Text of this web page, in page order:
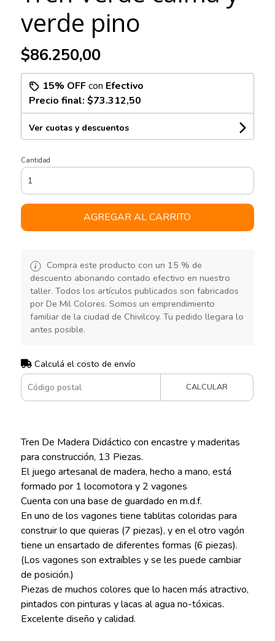
verde pino
$86.250,00
15% OFFcon Efectivo
Precio final: $73.312,50
Ver cuotas y descuentos
Cantidad
AGREGAR AL CARRITO
Compra este producto con un 15 % de
descuento abonando contado efectivo en nuestro
taller. Todos los artículos publicados son fabricados
por De Mil Colores. Somos un emprendimiento
familiar de la ciudad de Chivilcoy. Tu pedido llegara lo
antes posible.
Calculá el costo de envío
CALCULAR
Tren De Madera Didáctico con encastre y maderitas
para construcción, 13 Piezas.
El juego artesanal de madera, hecho a mano, está
formado por 1 locomotora y 2 vagones
Cuenta con una base de guardado en m.d.f.
En uno de los vagones tiene tablitas coloridas para
construir lo que quieras (7 piezas), y en el otro vagón
tiene un ensartado de diferentes formas (6 piezas).
(Los vagones son extraíbles y se les puede cambiar
de posición.)
Piezas de muchos colores que lo hacen más atractivo,
pintados con pinturas y lacas al agua no-tóxicas.
Excelente diseño y calidad.